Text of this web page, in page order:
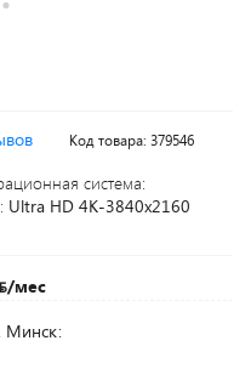
Код товара: 379546
система:
Ultra HD 4K-3840x2160
/мес
Минск: